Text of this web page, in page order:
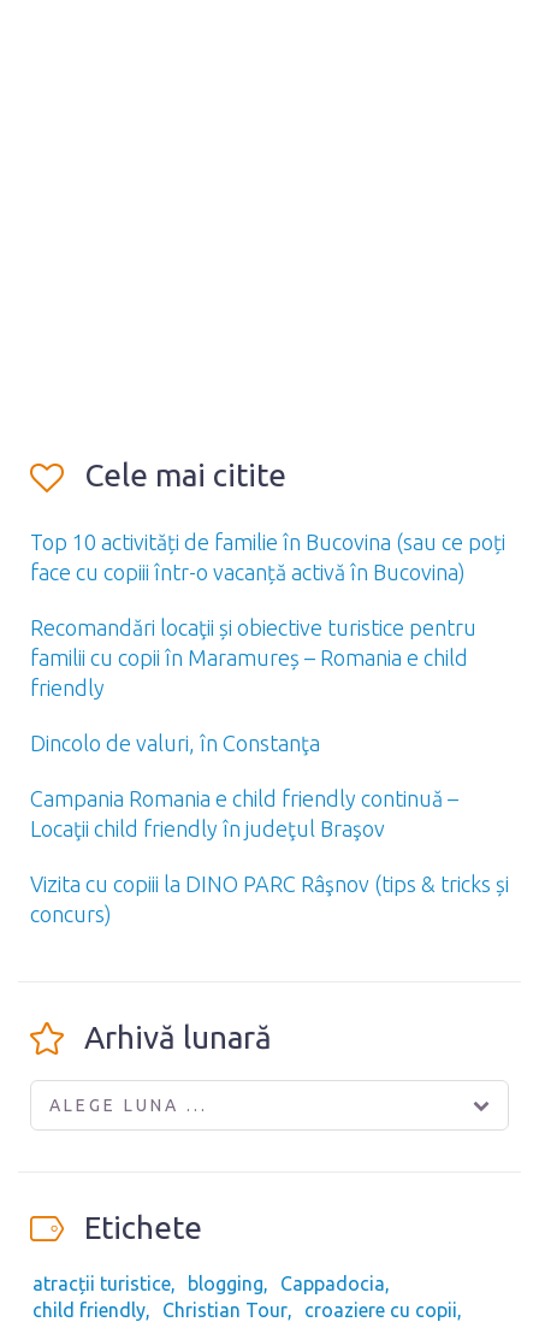
Cele mai citite
Top 10 activități de familie în Bucovina (sau ce poți
face cu copiii într-o vacanță activă în Bucovina)
Recomandări locaţii și obiective turistice pentru
familii cu copii în Maramureș – Romania e child
friendly
Dincolo de valuri, în Constanţa
Campania Romania e child friendly continuă –
Locaţii child friendly în judeţul Braşov
Vizita cu copiii la DINO PARC Râşnov (tips & tricks și
concurs)
Arhivă lunară
ALEGE LUNA ...
Etichete
atracții turistice blogging
Cappadocia
child friendly
Christian Tour
croaziere cu copii